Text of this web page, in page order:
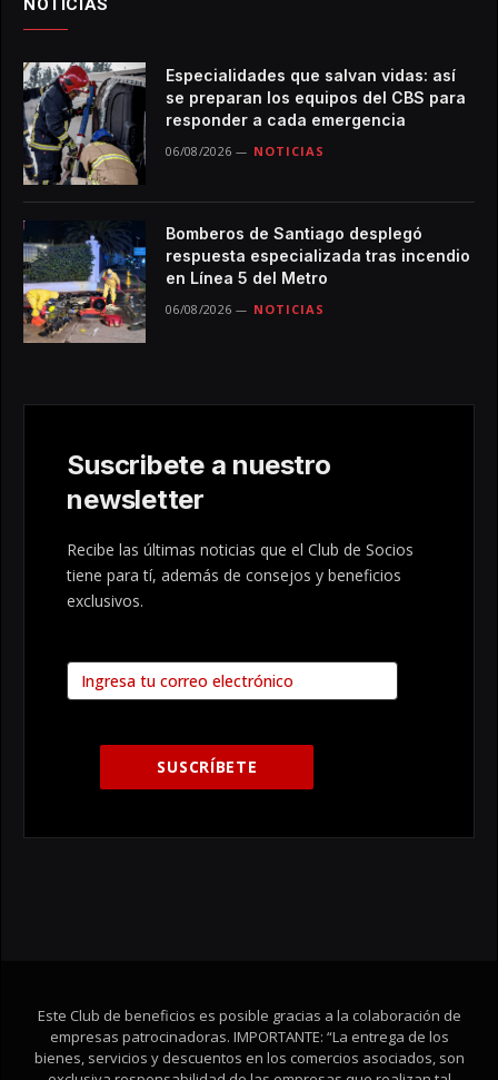
NOTICIAS
Especialidades que salvan vidas: así
se preparan los equipos del CBS para
responder a cada emergencia
06/08/2026 NOTICIAS
Bomberos de Santiago desplegó
respuesta especializada tras incendio
en Línea 5 del Metro
06/08/2026 NOTICIAS
Suscribete a nuestro
newsletter
Recibe las últimas noticias que el Club de Socios
tiene para tí, además de consejos y beneficios
exclusivos.
Este Club de beneficios es posible gracias a la colaboración de
empresas patrocinadoras. IMPORTANTE: “La entrega de los
bienes, servicios y descuentos en los comercios asociados, son